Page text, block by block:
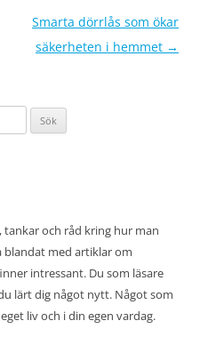
Smarta dörrlås som ökar
säkerheten i hemmet →
och råd kring hur man
blandat med artiklar om
intressant. Du som läsare
lärt dig något nytt. Något som
liv och i din egen vardag.